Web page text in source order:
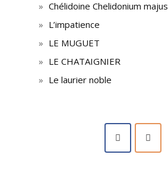
Chélidoine Chelidonium majus
L’impatience
LE MUGUET
LE CHATAIGNIER
Le laurier noble